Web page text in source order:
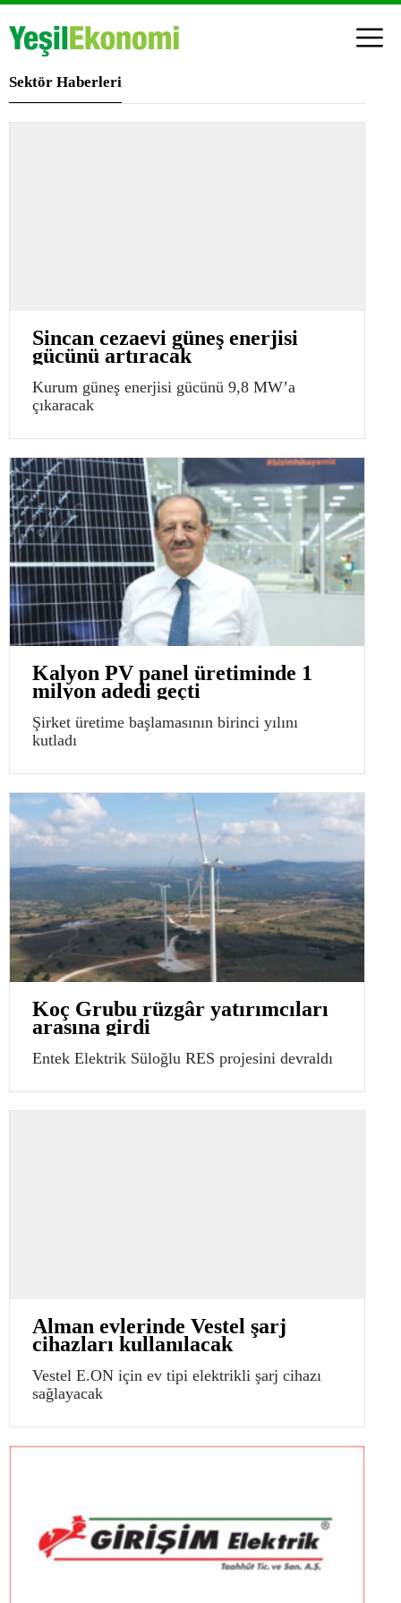
Sektör Haberleri
Sincan cezaevi güneş enerjisi
gücünü artıracak
Kurum güneş enerjisi gücünü 9,8 MW’a
çıkaracak
Kalyon PV panel üretiminde 1
milyon adedi geçti
Şirket üretime başlamasının birinci yılını
kutladı
Koç Grubu rüzgâr yatırımcıları
arasına girdi
Entek Elektrik Süloğlu RES projesini devraldı
Alman evlerinde Vestel şarj
cihazları kullanılacak
Vestel E.ON için ev tipi elektrikli şarj cihazı
sağlayacak